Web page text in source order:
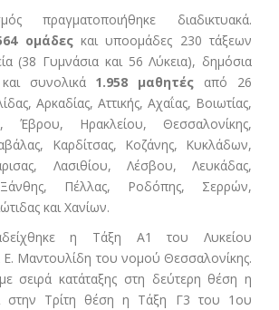
πραγματοποιήθηκε διαδικτυακά.
ομάδεςκαι υποομάδες 230 τάξεων
(38 Γυμνάσια και 56 Λύκεια), δημόσια
συνολικά 1.958 μαθητές από 26
Αρκαδίας, Αττικής, Αχαΐας, Βοιωτίας,
Έβρου, Ηρακλείου, Θεσσαλονίκης,
Καρδίτσας, Κοζάνης, Κυκλάδων,
Λασιθίου, Λέσβου, Λευκάδας,
Πέλλας, Ροδόπης, Σερρών,
και Χανίων.
η Τάξη Α1 του Λυκείου
Ε. Μαντουλίδη του νομού Θεσσαλονίκης.
σειρά κατάταξης στη δεύτερη θέση η
Τρίτη θέση η Τάξη Γ3 του 1ου